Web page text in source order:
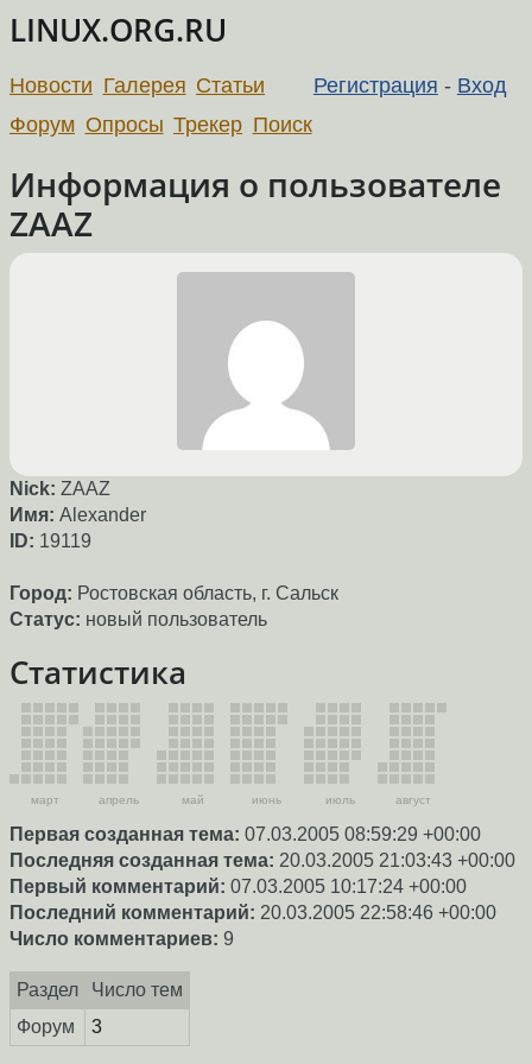
LINUX.ORG.RU
Регистрация - Вход
Новости Галерея Статьи
Форум Опросы Трекер Поиск
Информация о пользователе
ZAAZ
Nick: ZAAZ
Имя: Alexander
ID: 19119
Город: Ростовская область, г. Сальск
Статус: новый пользователь
Статистика
март апрель май июнь июль август
Первая созданная тема: 07.03.2005 08:59:29 +00:00
Последняя созданная тема: 20.03.2005 21:03:43 +00:00
Первый комментарий: 07.03.2005 10:17:24 +00:00
Последний комментарий: 20.03.2005 22:58:46 +00:00
Число комментариев: 9
Раздел
Число тем
Форум
3